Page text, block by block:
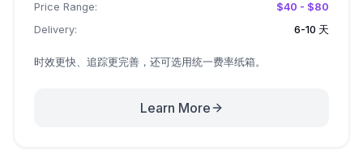
Price Range:
$40 - $80
Delivery:
6-10 天
时效更快、追踪更完善，还可选用统一费率纸箱。
Learn More